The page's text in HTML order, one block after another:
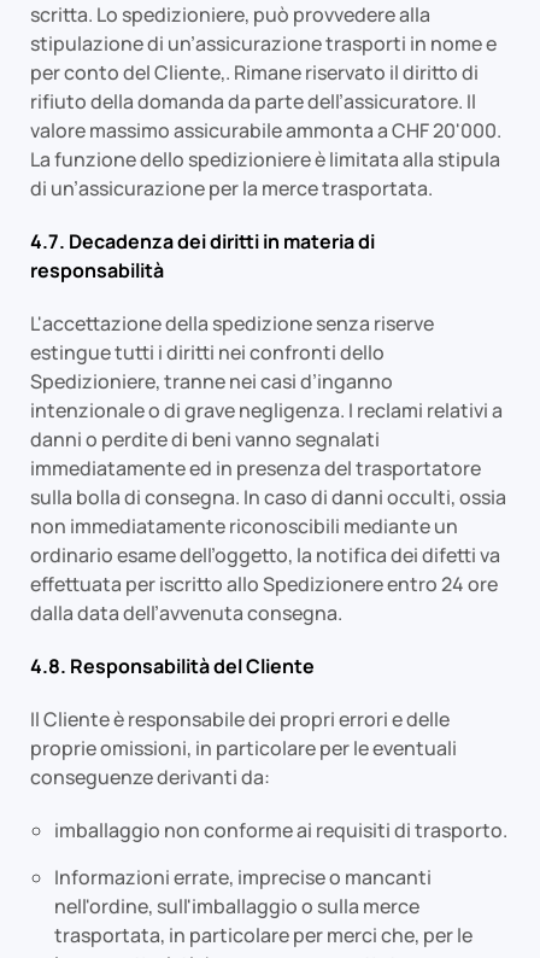
scritta. Lo spedizioniere, può provvedere alla
stipulazione di un’assicurazione trasporti in nome e
per conto del Cliente,. Rimane riservato il diritto di
rifiuto della domanda da parte dell’assicuratore. Il
valore massimo assicurabile ammonta a CHF 20'000.
La funzione dello spedizioniere è limitata alla stipula
di un’assicurazione per la merce trasportata.
4.7. Decadenza dei diritti in materia di
responsabilità
L'accettazione della spedizione senza riserve
estingue tutti i diritti nei confronti dello
Spedizioniere, tranne nei casi d’inganno
intenzionale o di grave negligenza. I reclami relativi a
danni o perdite di beni vanno segnalati
immediatamente ed in presenza del trasportatore
sulla bolla di consegna. In caso di danni occulti, ossia
non immediatamente riconoscibili mediante un
ordinario esame dell’oggetto, la notifica dei difetti va
effettuata per iscritto allo Spedizionere entro 24 ore
dalla data dell’avvenuta consegna.
4.8. Responsabilità del Cliente
Il Cliente è responsabile dei propri errori e delle
proprie omissioni, in particolare per le eventuali
conseguenze derivanti da:
imballaggio non conforme ai requisiti di trasporto.
Informazioni errate, imprecise o mancanti
nell'ordine, sull'imballaggio o sulla merce
trasportata, in particolare per merci che, per le